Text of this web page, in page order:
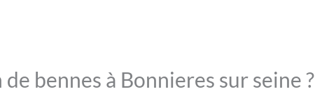
bennes à Bonnieres sur seine ?